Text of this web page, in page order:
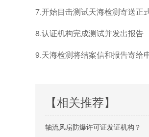
7.开始目击测试天海检测寄送正
8.认证机构完成测试并发出报告
9.天海检测将结案信和报告寄给
【相关推荐】
轴流风扇防爆许可证发证机构？